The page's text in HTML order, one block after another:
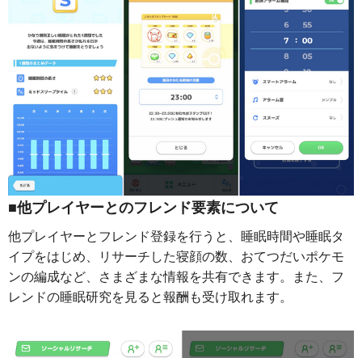
■他プレイヤーとのフレンド要素について
他プレイヤーとフレンド登録を行うと、睡眠時間や睡眠タ
イプをはじめ、リサーチした寝顔の数、おてつだいポケモ
ンの編成など、さまざまな情報を共有できます。また、フ
レンドの睡眠研究を見ると報酬も受け取れます。